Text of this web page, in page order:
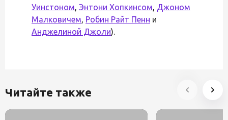
Уинстоном, Энтони Хопкинсом, Джоном
Малковичем, Робин Райт Пенн и
Анджелиной Джоли).
Читайте также